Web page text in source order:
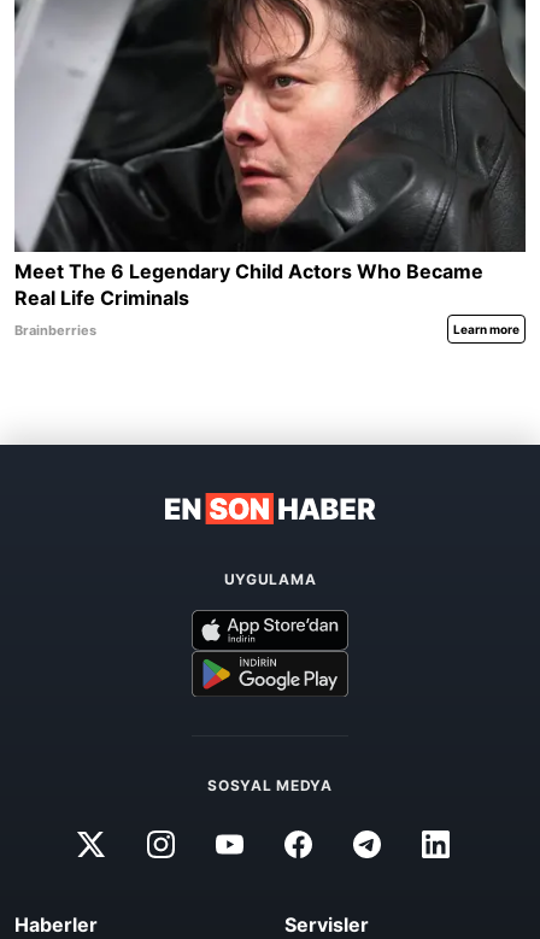
UYGULAMA
SOSYAL MEDYA
Haberler Servisler